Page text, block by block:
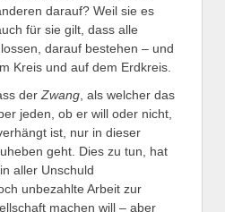
darauf? Weil sie es
für sie gilt, dass alle
darauf bestehen – und
Kreis und auf dem Erdkreis.
der Zwang , als welcher das
jeden, ob er will oder nicht,
ist, nur in dieser
geht. Dies zu tun, hat
aller Unschuld
unbezahlte Arbeit zur
machen will – aber